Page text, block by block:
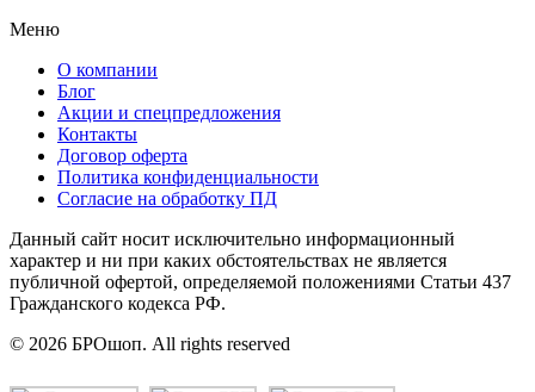
Меню
О компании
Блог
Акции и спецпредложения
Контакты
Договор оферта
Политика конфиденциальности
Согласие на обработку ПД
Данный сайт носит исключительно информационный
характер и ни при каких обстоятельствах не является
публичной офертой, определяемой положениями Статьи 437
Гражданского кодекса РФ.
© 2026 БРОшоп. All rights reserved